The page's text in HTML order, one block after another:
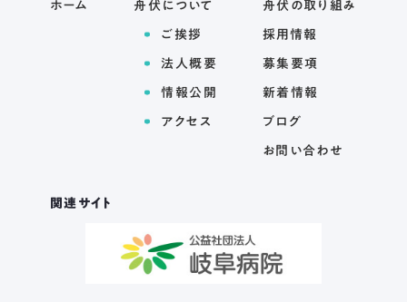
ホーム 舟伏について
ご挨拶
法人概要
情報公開
アクセス
舟伏の取り組み
採用情報
募集要項
新着情報
ブログ
お問い合わせ
関連サイト